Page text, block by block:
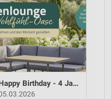
Happy Birthday - 4 Jahre ROLLER APP